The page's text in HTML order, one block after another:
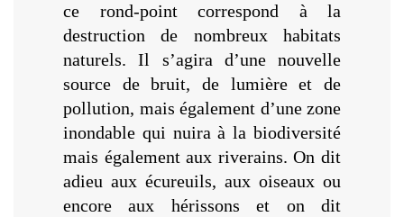
ce rond-point correspond à la
destruction de nombreux habitats
naturels. Il s’agira d’une nouvelle
source de bruit, de lumière et de
pollution, mais également d’une zone
inondable qui nuira à la biodiversité
mais également aux riverains. On dit
adieu aux écureuils, aux oiseaux ou
encore aux hérissons et on dit